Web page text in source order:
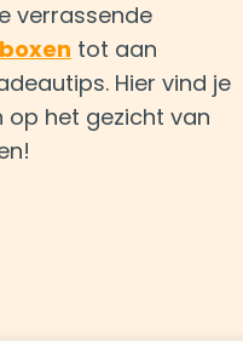
verrassende
tot aan
Hier vind je
op het gezicht van